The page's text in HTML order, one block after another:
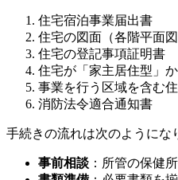
住宅宿泊事業届出書
住宅の図面（各階平面図
住宅の登記事項証明書
住宅が「家主居住型」
事業を行う区域を含む
消防法令適合通知書
手続きの流れは次のようにな
事前相談 ：所管の保健